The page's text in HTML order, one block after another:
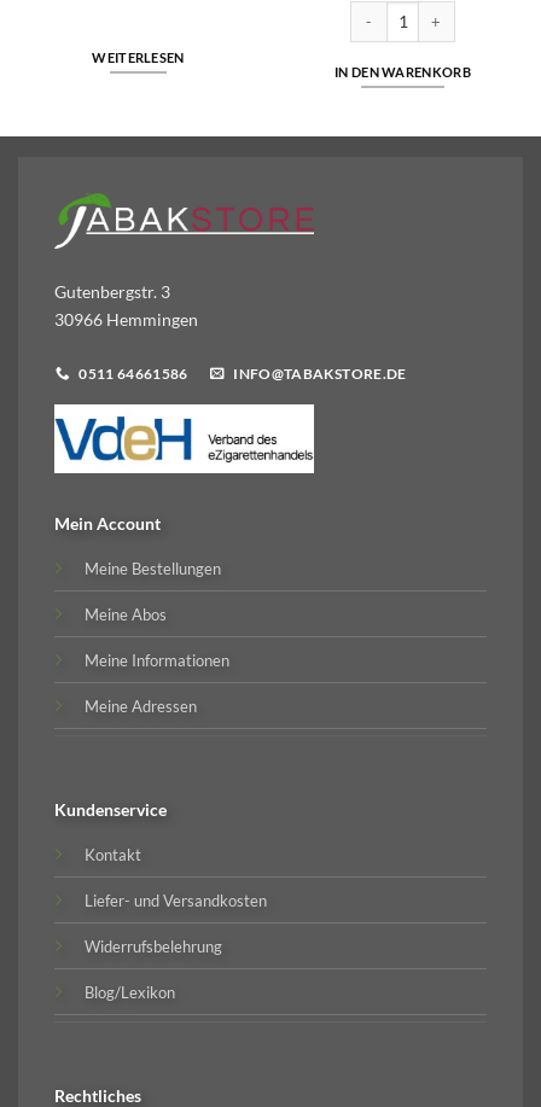
WEITERLESEN
Zig Zag Slim Filter | By OCB |
IN DEN WARENKORB
Gutenbergstr. 3
30966 Hemmingen
0511 64661586 INFO@TABAKSTORE.DE
Mein Account
Meine Bestellungen
Meine Abos
Meine Informationen
Meine Adressen
Kundenservice
Kontakt
Liefer- und Versandkosten
Widerrufsbelehrung
Blog/Lexikon
Rechtliches